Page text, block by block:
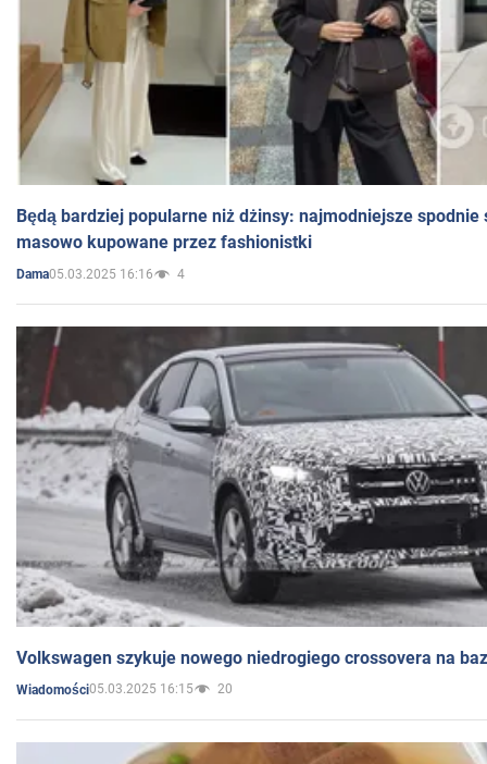
Będą bardziej popularne niż dżinsy: najmodniejsze spodnie
masowo kupowane przez fashionistki
Dama05.03.2025 16:16 4
Volkswagen szykuje nowego niedrogiego crossovera na
Wiadomości05.03.2025 16:15 20